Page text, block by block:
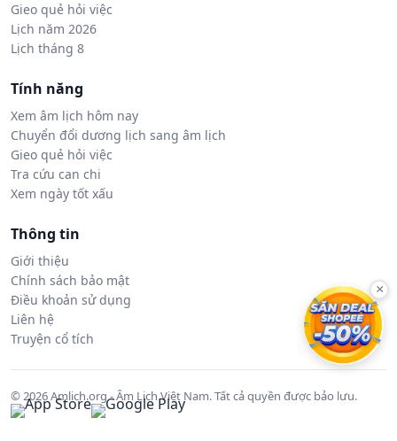
Gieo quẻ hỏi việc
Lịch năm 2026
Lịch tháng 8
Tính năng
Xem âm lịch hôm nay
Chuyển đổi dương lịch sang âm lịch
Gieo quẻ hỏi việc
Tra cứu can chi
Xem ngày tốt xấu
Thông tin
Giới thiệu
Chính sách bảo mật
Điều khoản sử dụng
Liên hệ
Truyện cổ tích
© 2026 Amlich.org - Âm Lịch Việt Nam. Tất cả quyền được bảo lưu.
×